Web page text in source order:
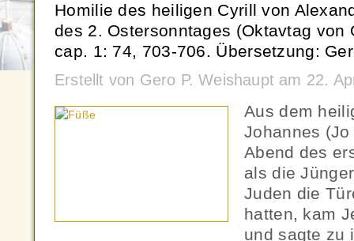
Homilie des heiligen Cyrill von
des 2. Ostersonntages (Oktavtag von
cap. 1: 74, 703-706. Übersetzung:
Erstellt von Gero P. Weishaupt am 22.
Aus dem
Johannes
Abend des
als die
Juden die
hatten, kam
und sagte zu